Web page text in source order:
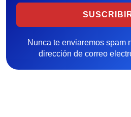
Nunca te enviaremos spam
dirección de correo